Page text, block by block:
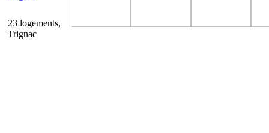
23 logements,
Trignac